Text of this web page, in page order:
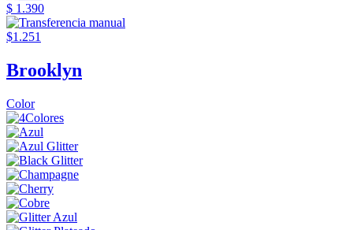
$ 1.390
$1.251
Brooklyn
Color